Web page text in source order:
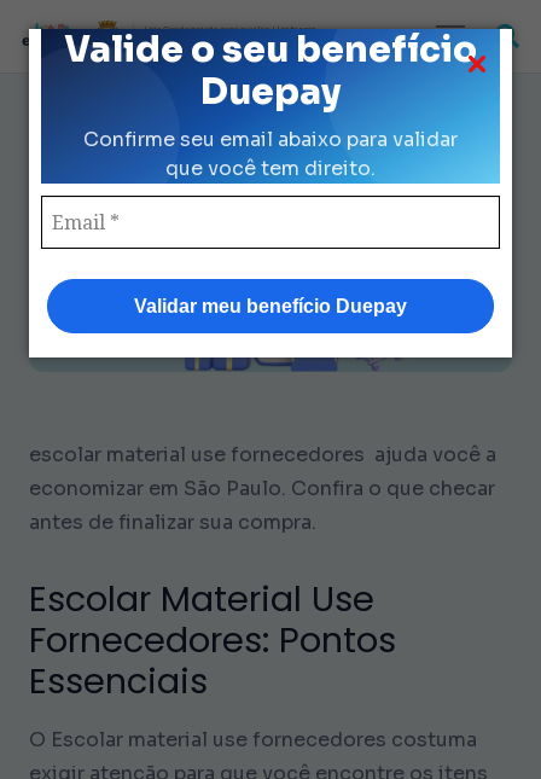
Valide o seu benefício
Duepay
Confirme seu email abaixo para validar
que você tem direito.
Validar meu benefício Duepay
Loja Credenciada para auxilio Uniforme
e Kit Escolar da Prefeitura de São Paulo
7 Dicas de escolar material use
fornecedores : Sem Erros
escolar material use fornecedores ajuda você a
economizar em São Paulo. Confira o que checar
antes de finalizar sua compra.
Escolar Material Use
Fornecedores: Pontos
Essenciais
O Escolar material use fornecedores costuma
exigir atenção para que você encontre os itens